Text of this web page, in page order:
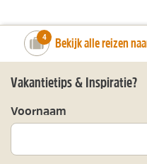
number_of_trips:
4 Bekijk alle reizen
Vakantietips & Inspiratie?
Voornaam